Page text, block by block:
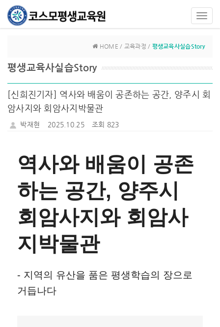
HOME / 교육과정 / 평생교육사실습Story
평생교육사실습Story
[신희진기자] 역사와 배움이 공존하는 공간, 양주시 회
암사지와 회암사지박물관
박재현 2025.10.25 조회 823
역사와 배움이 공존
하는 공간, 양주시
회암사지와 회암사
지박물관
- 지역의 유산을 품은 평생학습의 장으로
거듭나다